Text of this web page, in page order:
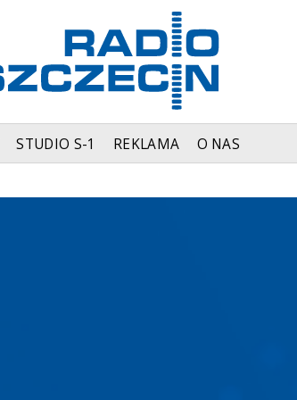
STUDIO S-1 REKLAMA O NAS